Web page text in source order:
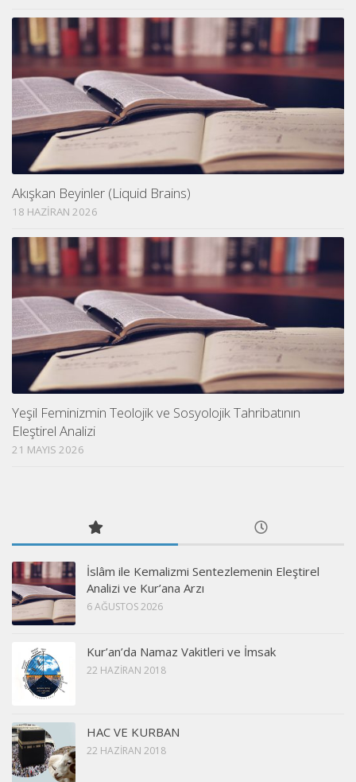
Akışkan Beyinler (Liquid Brains)
18 HAZIRAN 2026
Yeşil Feminizmin Teolojik ve Sosyolojik Tahribatının
Eleştirel Analizi
21 MAYIS 2026
İslâm ile Kemalizmi Sentezlemenin Eleştirel
Analizi ve Kur’ana Arzı
6 AĞUSTOS 2026
Kur’an’da Namaz Vakitleri ve İmsak
22 HAZIRAN 2018
HAC VE KURBAN
22 HAZIRAN 2018